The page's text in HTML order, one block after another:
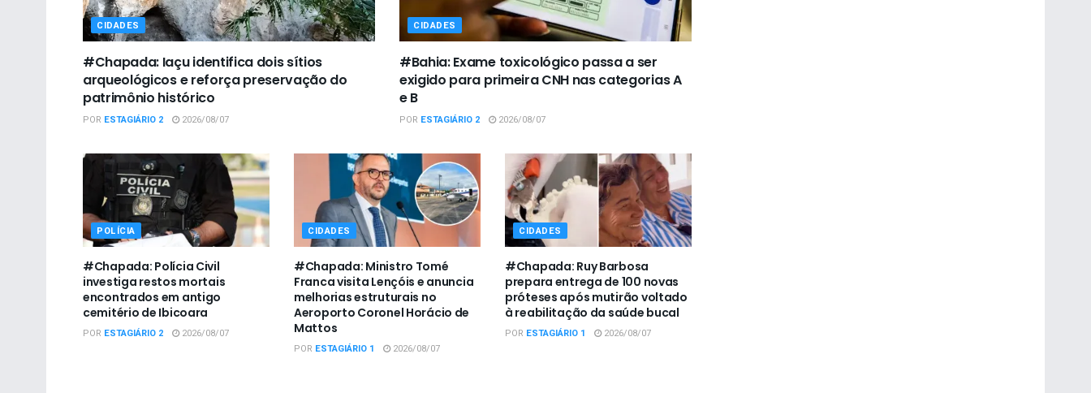
CIDADES
#Chapada: Iaçu identifica dois sítios
arqueológicos e reforça preservação do
patrimônio histórico
POR ESTAGIÁRIO 2 2026/08/07
CIDADES
#Bahia: Exame toxicológico passa a ser
exigido para primeira CNH nas categorias A
e B
POR ESTAGIÁRIO 2 2026/08/07
POLÍCIA
#Chapada: Polícia Civil
investiga restos mortais
encontrados em antigo
cemitério de Ibicoara
POR ESTAGIÁRIO 2 2026/08/07
CIDADES
#Chapada: Ministro Tomé
Franca visita Lençóis e anuncia
melhorias estruturais no
Aeroporto Coronel Horácio de
Mattos
POR ESTAGIÁRIO 1 2026/08/07
CIDADES
#Chapada: Ruy Barbosa
prepara entrega de 100 novas
próteses após mutirão voltado
à reabilitação da saúde bucal
POR ESTAGIÁRIO 1 2026/08/07